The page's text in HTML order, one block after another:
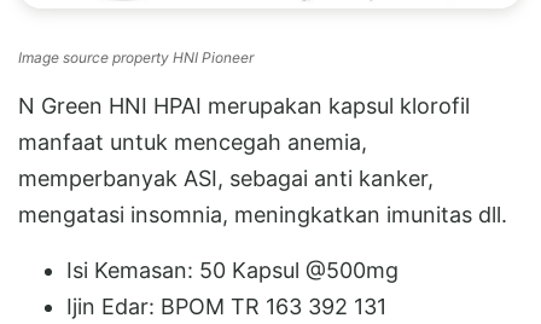
Image source property HNI Pioneer
N Green HNI HPAI merupakan kapsul klorofil
manfaat untuk mencegah anemia,
memperbanyak ASI, sebagai anti kanker,
mengatasi insomnia, meningkatkan imunitas dll.
Isi Kemasan: 50 Kapsul @500mg
Ijin Edar: BPOM TR 163 392 131